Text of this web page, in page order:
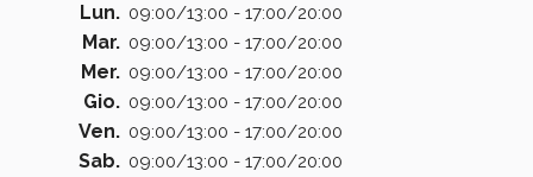
Lun. 09:00/13:00 - 17:00/20:00
Mar. 09:00/13:00 - 17:00/20:00
Mer. 09:00/13:00 - 17:00/20:00
Gio. 09:00/13:00 - 17:00/20:00
Ven. 09:00/13:00 - 17:00/20:00
Sab. 09:00/13:00 - 17:00/20:00